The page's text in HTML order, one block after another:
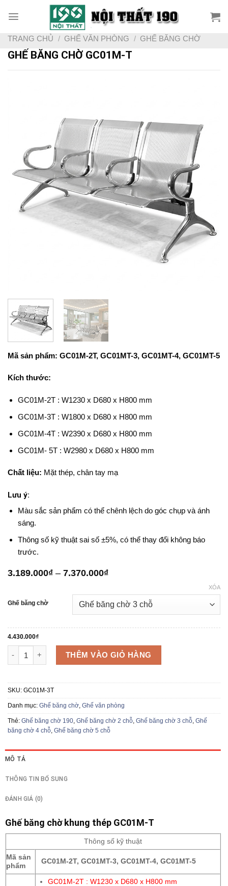
TRANG CHỦ / GHẾ VĂN PHÒNG / GHẾ BĂNG CHỜ
GHẾ BĂNG CHỜ GC01M-T
Mã sản phẩm: GC01M-2T, GC01MT-3, GC01MT-4, GC01MT-5
Kích thước:
GC01M-2T : W1230 x D680 x H800 mm
GC01M-3T : W1800 x D680 x H800 mm
GC01M-4T : W2390 x D680 x H800 mm
GC01M- 5T : W2980 x D680 x H800 mm
Chất liệu: Mặt thép, chân tay mạ
Lưu ý:
Màu sắc sản phẩm có thể chênh lệch do góc chụp và ánh
sáng.
Thông số kỹ thuật sai số ±5%, có thể thay đổi không báo
trước.
3.189.000₫ – 7.370.000₫Khoảng
3.189.000₫
đến
7.370.000₫
Ghế băng chờ
XÓA
4.430.000₫
Ghế băng chờ GC01M-T số lượng
THÊM VÀO GIỎ HÀNG
SKU: GC01M-3T
Danh mục: Ghế băng chờ Ghế văn phòng
Thẻ: Ghế băng chờ 190 Ghế băng chờ 2 chỗ Ghế băng chờ 3 chỗ Ghế
băng chờ 4 chỗ Ghế băng chờ 5 chỗ
MÔ TẢ
THÔNG TIN BỔ SUNG
ĐÁNH GIÁ (0)
Ghế băng chờ khung thép GC01M-T
Thông số kỹ thuật
Mã sản
phẩm
GC01M-2T, GC01MT-3, GC01MT-4, GC01MT-5
GC01M-2T : W1230 x D680 x H800 mm